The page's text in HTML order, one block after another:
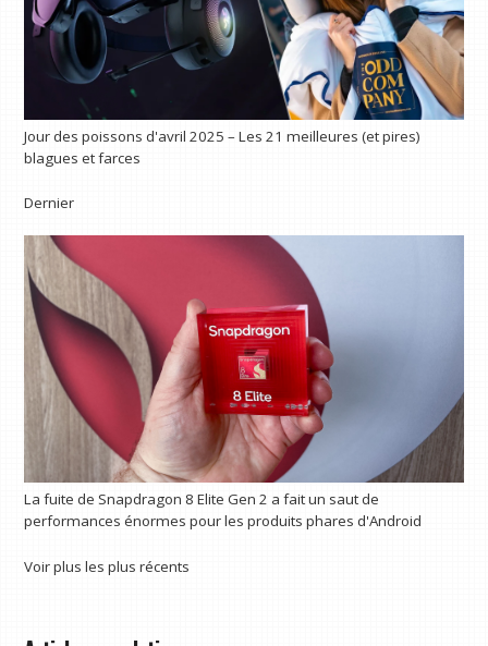
Jour des poissons d'avril 2025 – Les 21 meilleures (et pires)
blagues et farces
Dernier
La fuite de Snapdragon 8 Elite Gen 2 a fait un saut de
performances énormes pour les produits phares d'Android
Voir plus les plus récents